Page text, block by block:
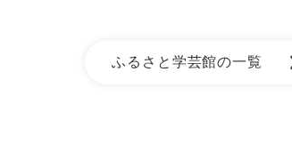
ふるさと学芸館の一覧